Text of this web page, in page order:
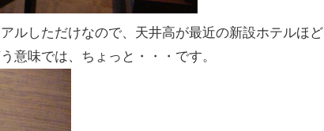
ルしただけなので、天井高が最近の新設ホテルほど
意味では、ちょっと・・・です。